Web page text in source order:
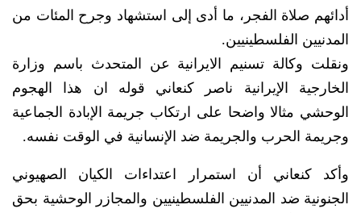
أدائهم صلاة الفجر، ما أدى إلى استشهاد وجرح المئات من
المدنيين الفلسطينيين.
ونقلت وكالة تسنيم الايرانية عن المتحدث باسم وزارة
الخارجية الإيرانية ناصر كنعاني قوله ان هذا الهجوم
الوحشي مثالا واضحا على ارتكاب جريمة الإبادة الجماعية
وجريمة الحرب والجريمة ضد الإنسانية في الوقت نفسه.
وأكد كنعاني أن استمرار اعتداءات الكيان الصهيوني
الجنونية ضد المدنيين الفلسطينيين والمجازر الوحشية بحق